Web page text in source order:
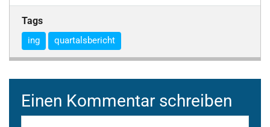
Tags
ing quartalsbericht
Einen Kommentar schreiben